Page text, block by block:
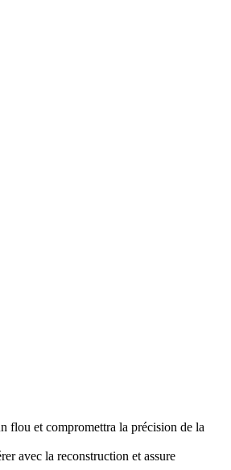
flou et compromettra la précision de la
avec la reconstruction et assure